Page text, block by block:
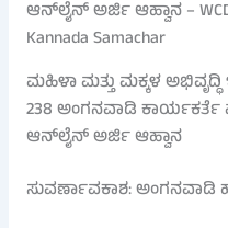
ಆನ್‌ಲೈನ್ ಅರ್ಜಿ ಆಹ್ವಾನ –
Kannada Samachar
ಮಹಿಳಾ ಮತ್ತು ಮಕ್ಕಳ
238 ಅಂಗನವಾಡಿ
ಆನ್‌ಲೈನ್ ಅರ್ಜಿ ಆಹ್ವಾನ
ಸುವರ್ಣಾವಕಾಶ: ಅಂಗನವಾಡಿ